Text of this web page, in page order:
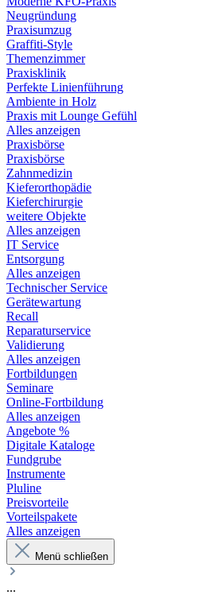
Neugründung
Praxisumzug
Graffiti-Style
Themenzimmer
Praxisklinik
Perfekte Linienführung
Ambiente in Holz
Praxis mit Lounge Gefühl
Alles anzeigen
Praxisbörse
Praxisbörse
Zahnmedizin
Kieferorthopädie
Kieferchirurgie
weitere Objekte
Alles anzeigen
IT Service
Entsorgung
Alles anzeigen
Technischer Service
Gerätewartung
Recall
Reparaturservice
Validierung
Alles anzeigen
Fortbildungen
Seminare
Online-Fortbildung
Alles anzeigen
Angebote %
Digitale Kataloge
Fundgrube
Instrumente
Pluline
Preisvorteile
Vorteilspakete
Alles anzeigen
Menü schließen
...